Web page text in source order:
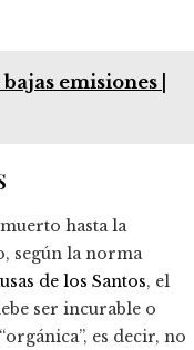
emisiones |
hasta la
según la norma
de los Santos, el
ser incurable o
es decir, no